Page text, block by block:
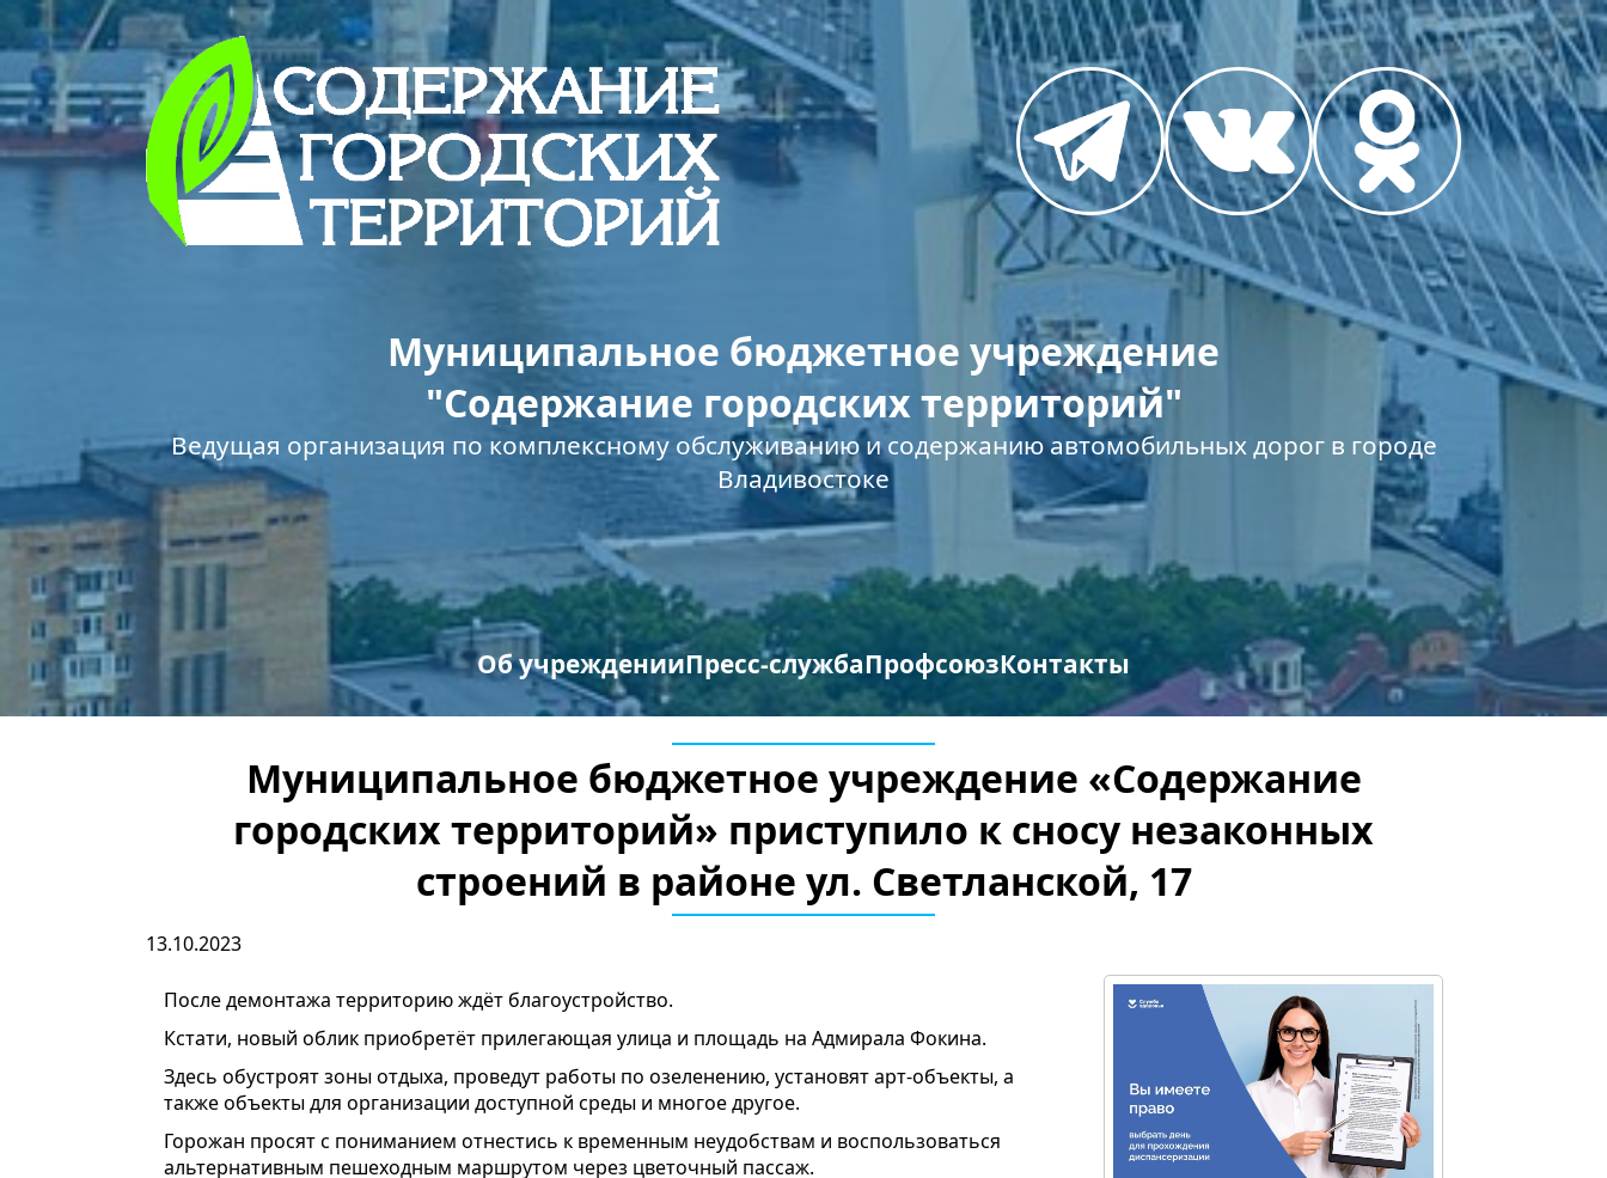
Муниципальное бюджетное учреждение
"Содержание городских территорий"
Ведущая организация по комплексному обслуживанию и содержанию автомобильных дорог в городе
Владивостоке
Об учрежденииПресс-службаПрофсоюзКонтакты
Муниципальное бюджетное учреждение «Содержание
городских территорий» приступило к сносу незаконных
строений в районе ул. Светланской, 17
13.10.2023
После демонтажа территорию ждёт благоустройство.
Кстати, новый облик приобретёт прилегающая улица и площадь на Адмирала Фокина.
Здесь обустроят зоны отдыха, проведут работы по озеленению, установят арт-объекты, а
также объекты для организации доступной среды и многое другое.
Горожан просят с пониманием отнестись к временным неудобствам и воспользоваться
альтернативным пешеходным маршрутом через цветочный пассаж.